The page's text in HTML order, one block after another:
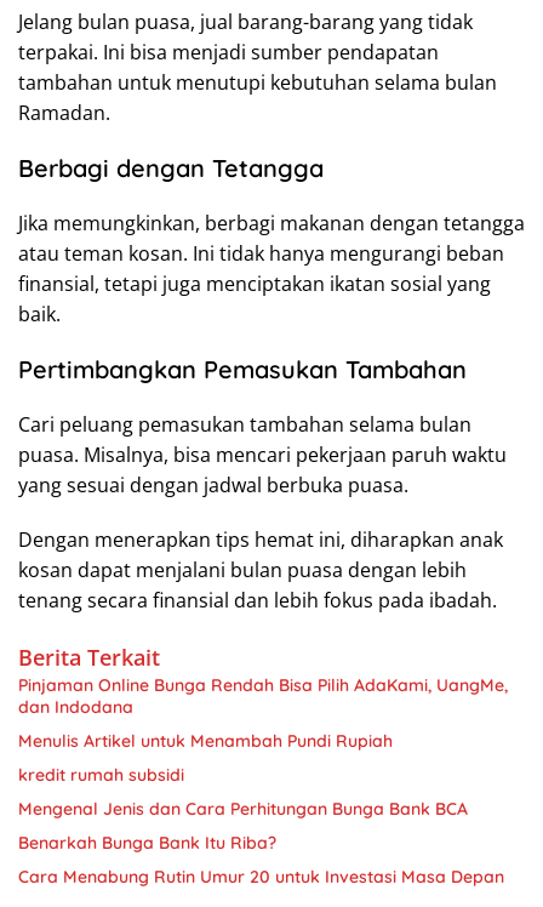
Jelang bulan puasa, jual barang-barang yang tidak
terpakai. Ini bisa menjadi sumber pendapatan
tambahan untuk menutupi kebutuhan selama bulan
Ramadan.
Berbagi dengan Tetangga
Jika memungkinkan, berbagi makanan dengan tetangga
atau teman kosan. Ini tidak hanya mengurangi beban
finansial, tetapi juga menciptakan ikatan sosial yang
baik.
Pertimbangkan Pemasukan Tambahan
Cari peluang pemasukan tambahan selama bulan
puasa. Misalnya, bisa mencari pekerjaan paruh waktu
yang sesuai dengan jadwal berbuka puasa.
Dengan menerapkan tips hemat ini, diharapkan anak
kosan dapat menjalani bulan puasa dengan lebih
tenang secara finansial dan lebih fokus pada ibadah.
Berita Terkait
Pinjaman Online Bunga Rendah Bisa Pilih AdaKami, UangMe,
dan Indodana
Menulis Artikel untuk Menambah Pundi Rupiah
kredit rumah subsidi
Mengenal Jenis dan Cara Perhitungan Bunga Bank BCA
Benarkah Bunga Bank Itu Riba?
Cara Menabung Rutin Umur 20 untuk Investasi Masa Depan